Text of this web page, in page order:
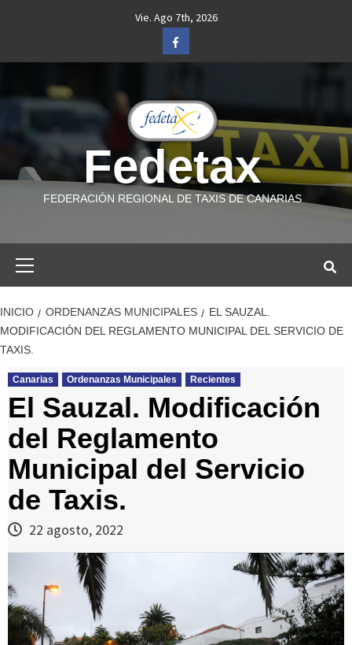
Vie. Ago 7th, 2026
Facebook
Fedetax
FEDERACIÓN REGIONAL DE TAXIS DE CANARIAS
INICIO ORDENANZAS MUNICIPALES
EL SAUZAL.
MODIFICACIÓN DEL REGLAMENTO MUNICIPAL DEL SERVICIO DE
TAXIS.
Canarias Ordenanzas Municipales Recientes
El Sauzal. Modificación
del Reglamento
Municipal del Servicio
de Taxis.
22 agosto, 2022